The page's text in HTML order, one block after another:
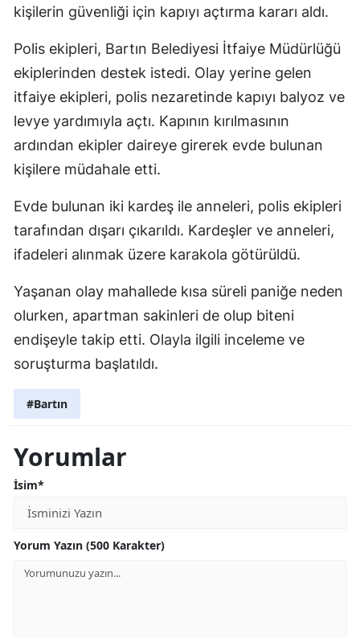
kişilerin güvenliği için kapıyı açtırma kararı aldı.
Polis ekipleri, Bartın Belediyesi İtfaiye Müdürlüğü
ekiplerinden destek istedi. Olay yerine gelen
itfaiye ekipleri, polis nezaretinde kapıyı balyoz ve
levye yardımıyla açtı. Kapının kırılmasının
ardından ekipler daireye girerek evde bulunan
kişilere müdahale etti.
Evde bulunan iki kardeş ile anneleri, polis ekipleri
tarafından dışarı çıkarıldı. Kardeşler ve anneleri,
ifadeleri alınmak üzere karakola götürüldü.
Yaşanan olay mahallede kısa süreli paniğe neden
olurken, apartman sakinleri de olup biteni
endişeyle takip etti. Olayla ilgili inceleme ve
soruşturma başlatıldı.
#Bartın
Yorumlar
İsim*
Yorum Yazın (500 Karakter)